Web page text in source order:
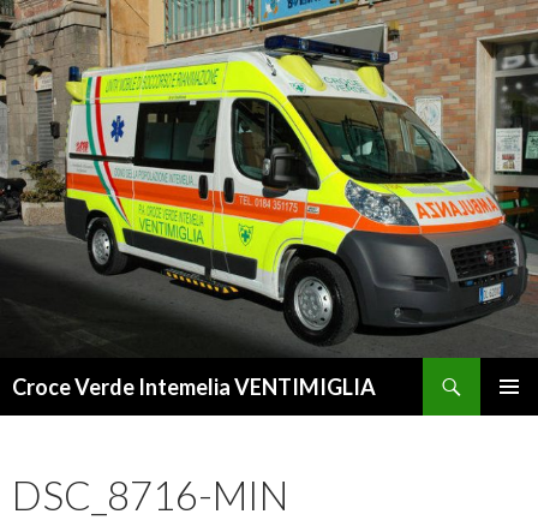
Croce Verde Intemelia VENTIMIGLIA
DSC_8716-MIN